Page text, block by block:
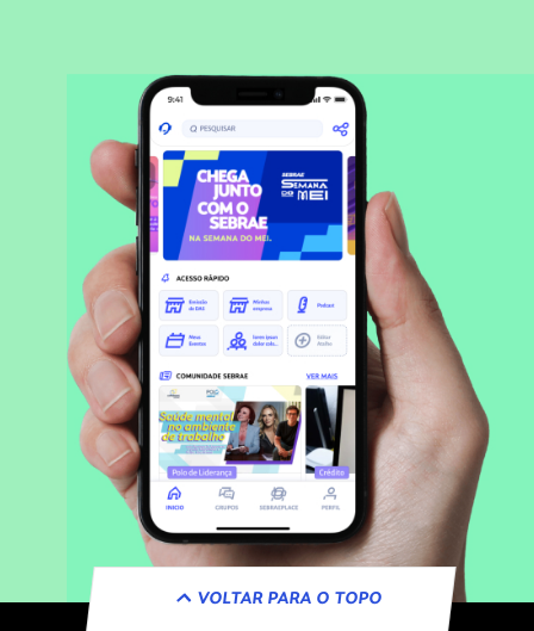
VOLTAR PARA O TOPO